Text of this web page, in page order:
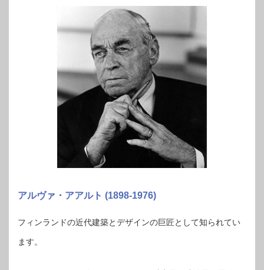
アルヴァ・アアルト (1898-1976)
フィンランドの近代建築とデザインの巨匠として知られてい
ます。